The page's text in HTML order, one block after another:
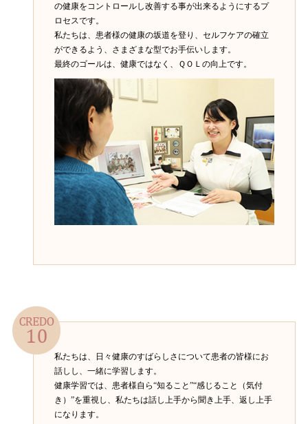
の健康をコントロールし改善する事が出来るようにするプ
ロセスです。
私たちは、患者様の健康の坂道を登り、セルフケアの確立
ができるよう、さまざまな型でお手伝いします。
最終のゴールは、健康ではなく、ＱＯＬの向上です。
私たちは、日々健康のすばらしさについて患者の皆様にお
話しし、一緒に学習します。
健康学習では、患者様自ら“知ること”“感じること（気付
き）”を重視し、私たちは話し上手から聞き上手、返し上手
になります。